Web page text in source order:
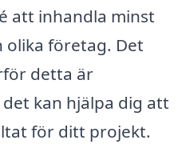
att inhandla minst
företag. Det
detta är
kan hjälpa dig att
för ditt projekt.